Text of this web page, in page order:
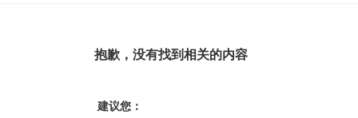
抱歉，没有找到相关的内容
建议您：